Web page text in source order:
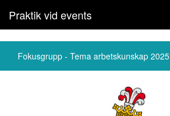
Praktik vid events
Fokusgrupp - Tema arbetskunskap 2025